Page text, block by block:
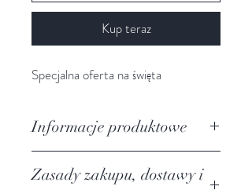
Kup teraz
Specjalna oferta na święta
Informacje produktowe
goździk, pomarańcza
Zasady zakupu, dostawy i